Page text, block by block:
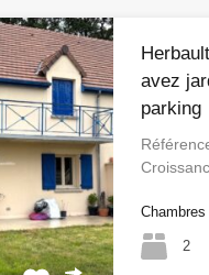
avez
parking
Chambres
2